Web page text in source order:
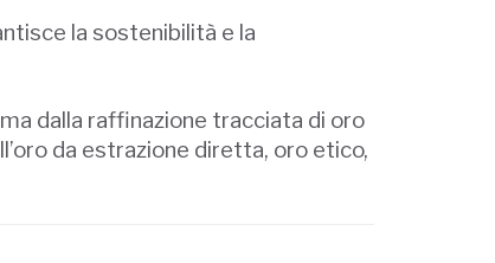
la sostenibilità e la
dalla raffinazione tracciata di oro
da estrazione diretta, oro etico,